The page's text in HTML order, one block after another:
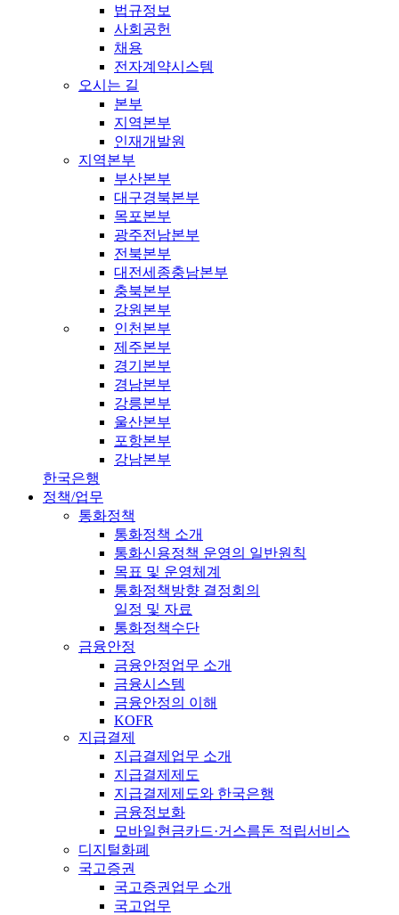
법규정보
사회공헌
채용
전자계약시스템
오시는 길
본부
지역본부
인재개발원
지역본부
부산본부
대구경북본부
목포본부
광주전남본부
전북본부
대전세종충남본부
충북본부
강원본부
인천본부
제주본부
경기본부
경남본부
강릉본부
울산본부
포항본부
강남본부
한국은행
정책/업무
통화정책
통화정책 소개
통화신용정책 운영의 일반원칙
목표 및 운영체계
통화정책방향 결정회의
일정 및 자료
통화정책수단
금융안정
금융안정업무 소개
금융시스템
금융안정의 이해
KOFR
지급결제
지급결제업무 소개
지급결제제도
지급결제제도와 한국은행
금융정보화
모바일현금카드·거스름돈 적립서비스
디지털화폐
국고증권
국고증권업무 소개
국고업무